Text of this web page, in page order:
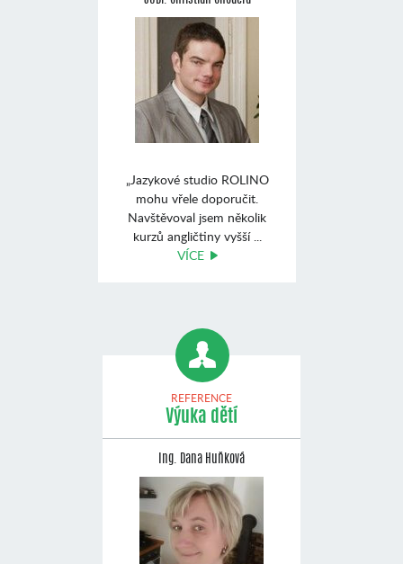
„Jazykové studio ROLINO
mohu vřele doporučit.
Navštěvoval jsem několik
kurzů angličtiny vyšší ...
VÍCE
REFERENCE
Výuka dětí
Ing. Dana Huňková